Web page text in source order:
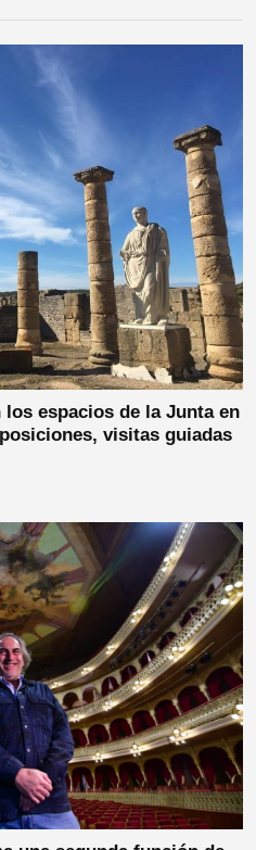
espacios de la Junta en
visitas guiadas